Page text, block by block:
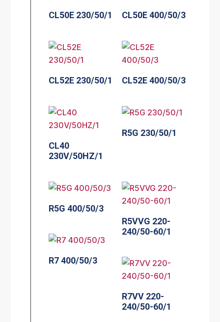
CL50E 230/50/1 CL50E 400/50/3
CL52E 230/50/1 CL52E 400/50/3
CL40
230V/50HZ/1
R5G 230/50/1
R5G 400/50/3
R5VVG 220-
240/50-60/1
R7 400/50/3
R7VV 220-
240/50-60/1